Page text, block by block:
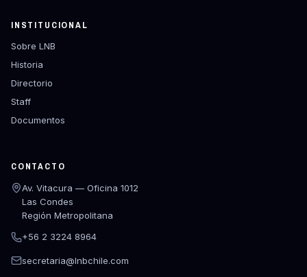
INSTITUCIONAL
Sobre LNB
Historia
Directorio
Staff
Documentos
CONTACTO
Av. Vitacura — Oficina 1012
Las Condes
Región Metropolitana
+56 2 3224 8964
secretaria@lnbchile.com